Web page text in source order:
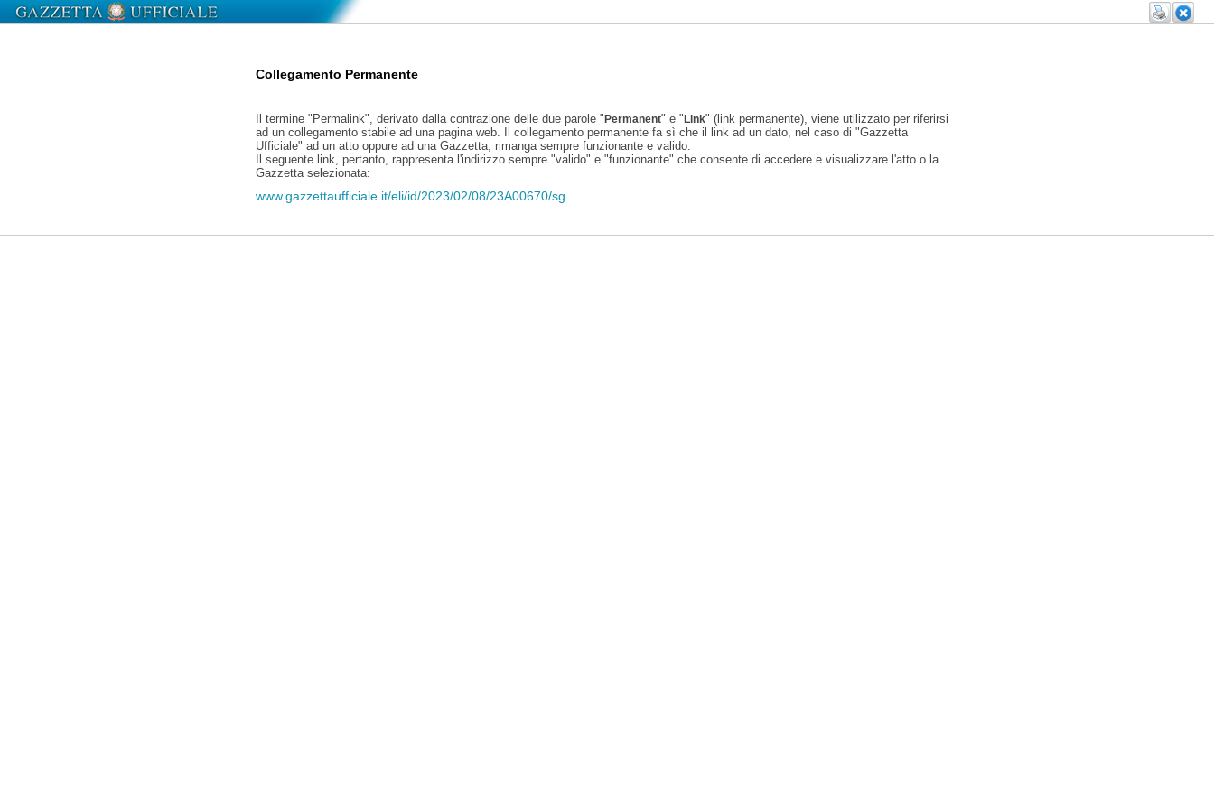
Collegamento Permanente
Il termine "Permalink", derivato dalla contrazione delle due parole "Permanent" e "Link" (link permanente), viene utilizzato per riferirsi
ad un collegamento stabile ad una pagina web. Il collegamento permanente fa sì che il link ad un dato, nel caso di "Gazzetta
Ufficiale" ad un atto oppure ad una Gazzetta, rimanga sempre funzionante e valido.
Il seguente link, pertanto, rappresenta l'indirizzo sempre "valido" e "funzionante" che consente di accedere e visualizzare l'atto o la
Gazzetta selezionata:
www.gazzettaufficiale.it/eli/id/2023/02/08/23A00670/sg